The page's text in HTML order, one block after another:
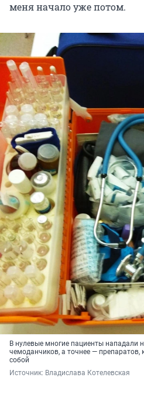
меня начало уже потом.
В нулевые многие пациенты нападали
чемоданчиков, а точнее — препаратов,
собой
Источник: Владислава Котелевская